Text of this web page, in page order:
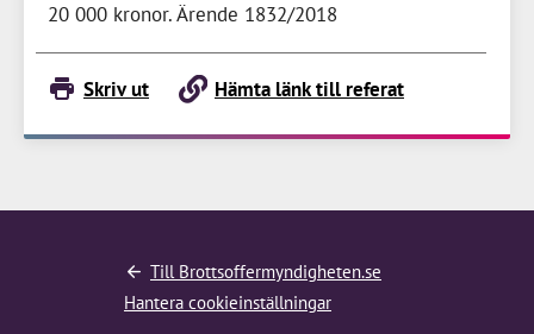
20 000 kronor. Ärende 1832/2018
Skriv ut Hämta länk till referat
Till Brottsoffermyndigheten.se
Hantera cookieinställningar